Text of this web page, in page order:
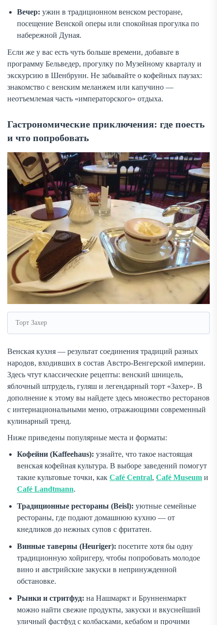
Вечер: ужин в традиционном венском ресторане,
посещение Венской оперы или спокойная прогулка по
набережной Дуная.
Если же у вас есть чуть больше времени, добавьте в
программу Бельведер, прогулку по Музейному кварталу и
экскурсию в Шенбрунн. Не забывайте о кофейных паузах:
знакомство с венским меланжем или капучино —
неотъемлемая часть «императорского» отдыха.
Гастрономические приключения: где поесть
и что попробовать
Торт Захер
Венская кухня — результат соединения традиций разных
народов, входивших в состав Австро-Венгерской империи.
Здесь чтут классические рецепты: венский шницель,
яблочный штрудель, гуляш и легендарный торт «Захер». В
дополнение к этому вы найдете здесь множество ресторанов
с интернациональными меню, отражающими современный
кулинарный тренд.
Ниже приведены популярные места и форматы:
Кофейни (Kaffeehaus): узнайте, что такое настоящая
венская кофейная культура. В выборе заведений помогут
такие культовые точки, как Café Central, Café Museum и
Café Landtmann.
Традиционные рестораны (Beisl): уютные семейные
рестораны, где подают домашнюю кухню — от
кнедликов до нежных супов с фритатен.
Винные таверны (Heuriger): посетите хотя бы одну
традиционную хойригеру, чтобы попробовать молодое
вино и австрийские закуски в непринужденной
обстановке.
Рынки и стритфуд: на Нашмаркт и Брунненмаркт
можно найти свежие продукты, закуски и вкуснейший
уличный фастфуд с колбасками, кебабом и прочими